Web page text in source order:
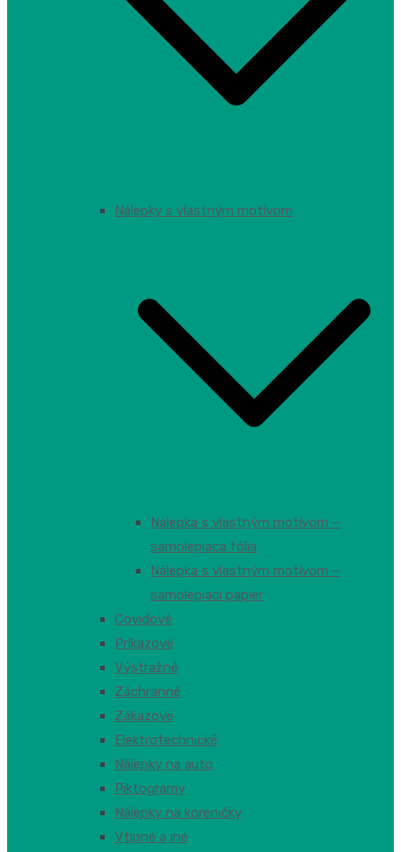
Nálepky s vlastným motívom
Nálepka s vlastným motívom –
samolepiaca fólia
Nálepka s vlastným motívom –
samolepiaci papier
Covidové
Príkazové
Výstražné
Záchranné
Zákazové
Elektrotechnické
Nálepky na auto
Piktogramy
Nálepky na koreničky
Vtipné a iné